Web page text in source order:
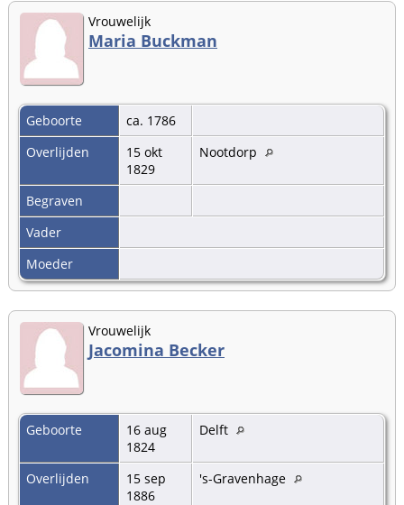
Vrouwelijk
Maria Buckman
Geboorte
ca. 1786
Overlijden
15 okt
1829
Nootdorp
Begraven
Vader
Moeder
Vrouwelijk
Jacomina Becker
Geboorte
16 aug
1824
Delft
Overlijden
15 sep
1886
's-Gravenhage